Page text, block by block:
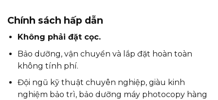
Chính sách hấp dẫn
Không phải đặt cọc.
Bảo dưỡng, vận chuyển và lắp đặt hoàn toàn
không tính phí.
Đội ngũ kỹ thuật chuyên nghiệp, giàu kinh
nghiệm bảo trì, bảo dưỡng máy photocopy hàng